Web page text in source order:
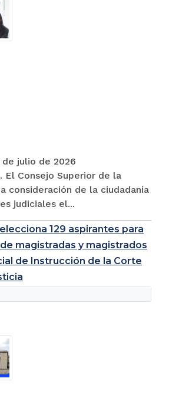
de julio de 2026
El Consejo Superior de la
consideración de la ciudadanía
judiciales el...
129 aspirantes para
magistradas y magistrados
de Instrucción de la Corte